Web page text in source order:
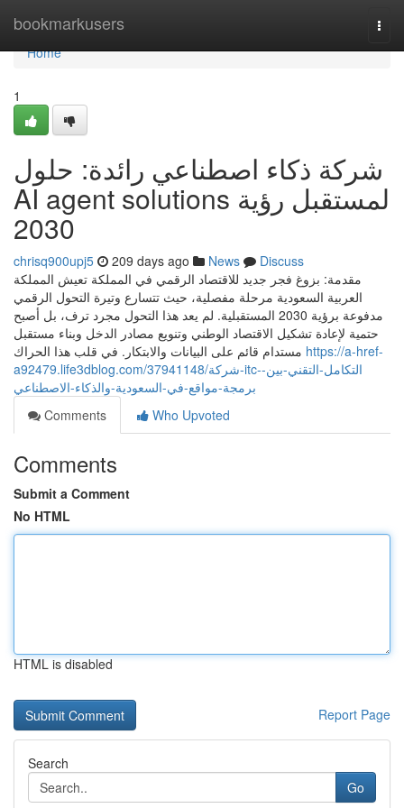
bookmarkusers
Home
Home
1
شركة ذكاء اصطناعي رائدة: حلول
AI agent solutions لمستقبل رؤية
2030
chrisq900upj5 209 days ago News
Discuss
مقدمة: بزوغ فجر جديد للاقتصاد الرقمي في المملكة تعيش المملكة
العربية السعودية مرحلة مفصلية، حيث تتسارع وتيرة التحول الرقمي
مدفوعة برؤية 2030 المستقبلية. لم يعد هذا التحول مجرد ترف، بل أصبح
حتمية لإعادة تشكيل الاقتصاد الوطني وتنويع مصادر الدخل وبناء مستقبل
https://a-href-
a92479.life3dblog.com/37941148/شركة-itc-التكامل-التقني-بين-
برمجة-مواقع-في-السعودية-والذكاء-الاصطناعي
Comments
Who Upvoted
Comments
Submit a Comment
No HTML
HTML is disabled
Report Page
Search
Go